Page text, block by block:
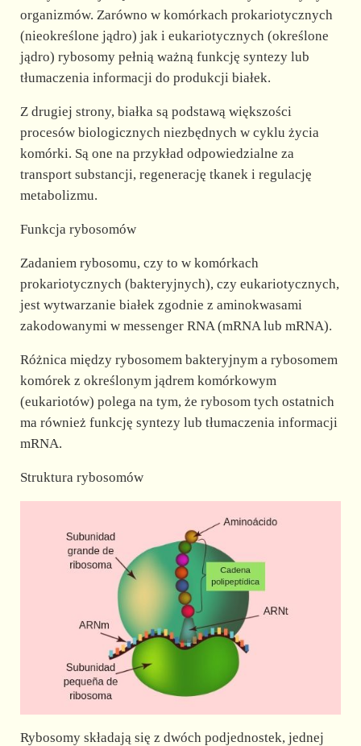
organizmów. Zarówno w komórkach prokariotycznych
(nieokreślone jądro) jak i eukariotycznych (określone
jądro) rybosomy pełnią ważną funkcję syntezy lub
tłumaczenia informacji do produkcji białek.
Z drugiej strony, białka są podstawą większości
procesów biologicznych niezbędnych w cyklu życia
komórki. Są one na przykład odpowiedzialne za
transport substancji, regenerację tkanek i regulację
metabolizmu.
Funkcja rybosomów
Zadaniem rybosomu, czy to w komórkach
prokariotycznych (bakteryjnych), czy eukariotycznych,
jest wytwarzanie białek zgodnie z aminokwasami
zakodowanymi w messenger RNA (mRNA lub mRNA).
Różnica między rybosomem bakteryjnym a rybosomem
komórek z określonym jądrem komórkowym
(eukariotów) polega na tym, że rybosom tych ostatnich
ma również funkcję syntezy lub tłumaczenia informacji
mRNA.
Struktura rybosomów
Rybosomy składają się z dwóch podjednostek, jednej